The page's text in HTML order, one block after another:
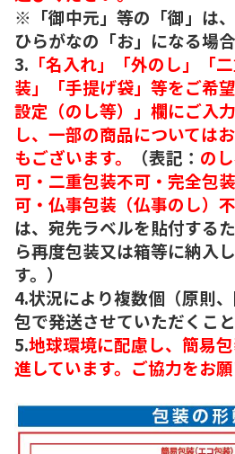
※「御中元」等の「御」は
ひらがなの「お」になる場
3. 「名入れ」「外のし」「
装」「手提げ袋」等をご希
設定（のし等）」欄にご入
し、一部の商品については
もございます。
（表記： の
可・二重包装不可・完全包
可・仏事包装（仏事のし）不
は、宛先ラベルを貼付する
ら再度包装又は箱等に納入
す。）
4.状況により複数個（原則
包で発送させていただくこと
5.地球環境に配慮し、簡易
進しています。ご協力をお願